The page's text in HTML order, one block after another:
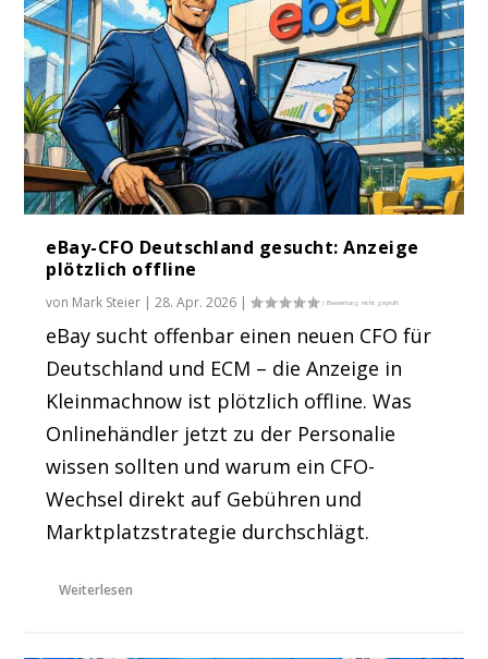
eBay-CFO Deutschland gesucht: Anzeige
plötzlich offline
von Mark Steier |28. Apr. 2026 |
eBay sucht offenbar einen neuen CFO für
Deutschland und ECM – die Anzeige in
Kleinmachnow ist plötzlich offline. Was
Onlinehändler jetzt zu der Personalie
wissen sollten und warum ein CFO-
Wechsel direkt auf Gebühren und
Marktplatzstrategie durchschlägt.
Weiterlesen